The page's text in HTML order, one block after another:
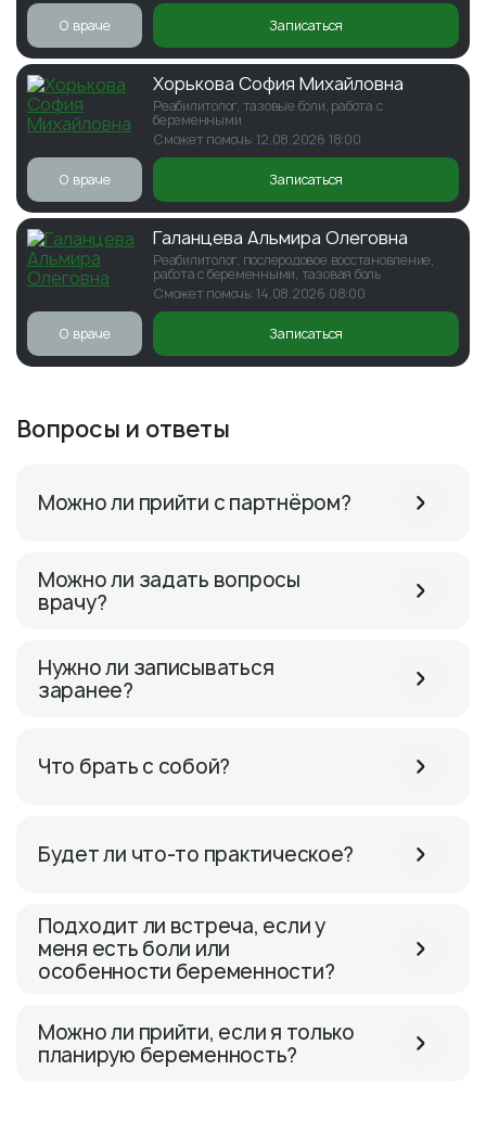
О враче Записаться
Хорькова София Михайловна
Реабилитолог, тазовые боли, работа с
беременными
Сможет помочь: 12.08.2026 18:00
О враче Записаться
Галанцева Альмира Олеговна
Реабилитолог, послеродовое восстановление,
работа с беременными, тазовая боль
Сможет помочь: 14.08.2026 08:00
О враче Записаться
Вопросы и ответы
Можно ли прийти с партнёром?
Можно ли задать вопросы
врачу?
Нужно ли записываться
заранее?
Что брать с собой?
Будет ли что-то практическое?
Подходит ли встреча, если у
меня есть боли или
особенности беременности?
Можно ли прийти, если я только
планирую беременность?